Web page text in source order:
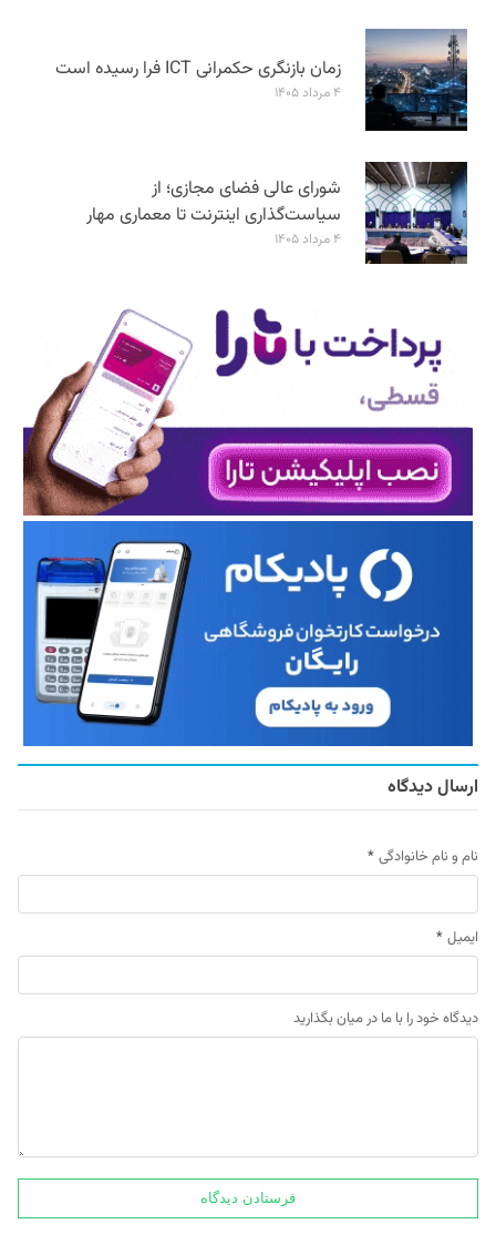
زمان بازنگری حکمرانی ICT فرا رسیده است
۴ مرداد ۱۴۰۵
شورای عالی فضای مجازی؛ از
سیاست‌گذاری اینترنت تا معماری مهار
۴ مرداد ۱۴۰۵
ارسال دیدگاه
نام و نام خانوادگی *
ایمیل *
دیدگاه خود را با ما در میان بگذارید